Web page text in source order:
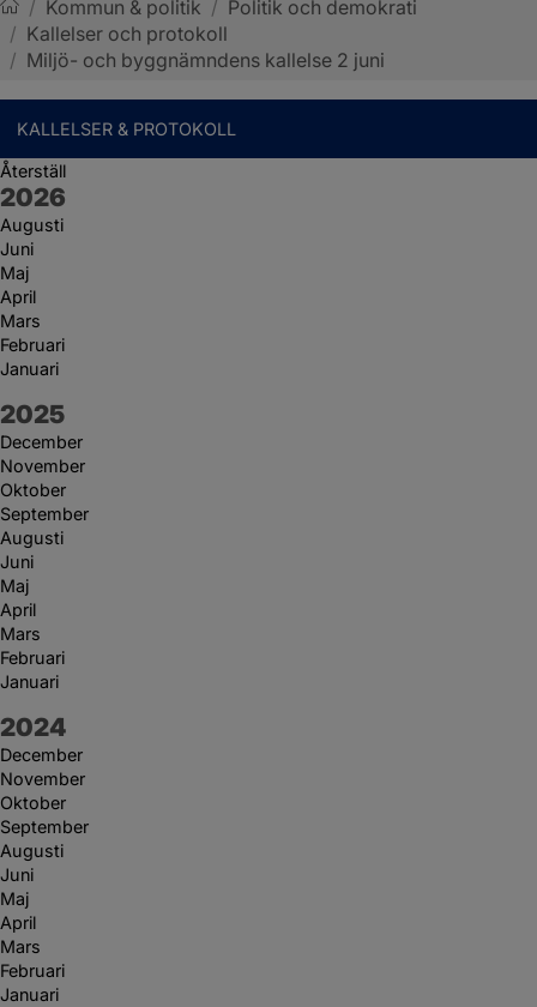
Sotenäs kommun
/ Kommun & politik / Politik och demokrati
/ Kallelser och protokoll
/ Miljö- och byggnämndens kallelse 2 juni
KALLELSER & PROTOKOLL
Återställ
År:
2026
Augusti
Juni
Maj
April
Mars
Februari
Januari
År:
2025
December
November
Oktober
September
Augusti
Juni
Maj
April
Mars
Februari
Januari
År:
2024
December
November
Oktober
September
Augusti
Juni
Maj
April
Mars
Februari
Januari